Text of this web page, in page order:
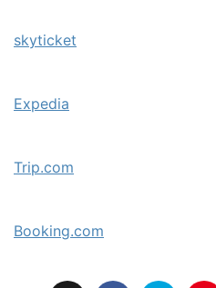
skyticket
Expedia
Trip.com
Booking.com